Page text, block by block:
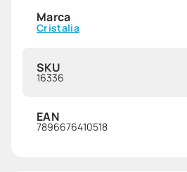
Marca
Cristalia
SKU
16336
EAN
7896676410518